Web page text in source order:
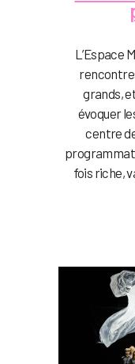
L’Espace
grands,
évoquer
centre
fois riche,